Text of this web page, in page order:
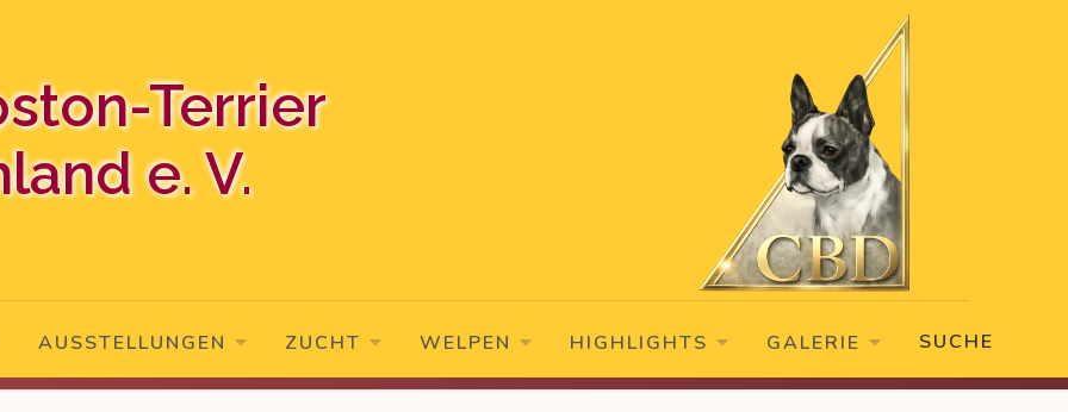
Terrier
e. V.
AUSSTELLUNGEN ZUCHT WELPEN HIGHLIGHTS GALERIE SUCHE